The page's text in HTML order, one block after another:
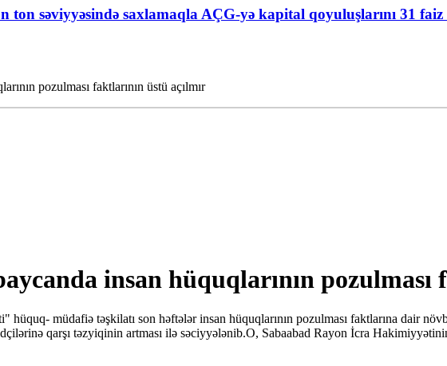
ton səviyyəsində saxlamaqla AÇG-yə kapital qoyuluşlarını 31 faiz
pozulması faktlarının üstü açılmır
insan hüquqlarının pozulması
müdafiə təşkilatı son həftələr insan hüquqlarının pozulması faktlarına dair
qarşı təzyiqinin artması ilə səciyyələnib.O, Sabaabad Rayon İcra Hakimiyyətinin